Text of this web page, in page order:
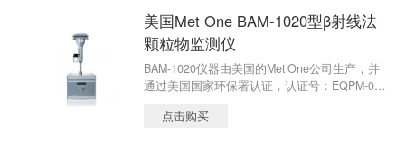
美国Met One BAM-1020型β射线法
颗粒物监测仪
BAM-1020仪器由美国的Met One公司生产，并
通过美国国家环保署认证，认证号：EQPM-07
物浓度点击购买